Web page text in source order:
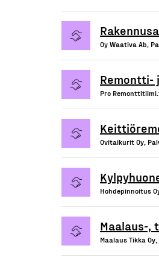
Oy Waativa Ab,
Remontti-
Pro
Ovitaikurit Oy,
Hohdepinnoitus
Maalaus-,
Maalaus Tikka